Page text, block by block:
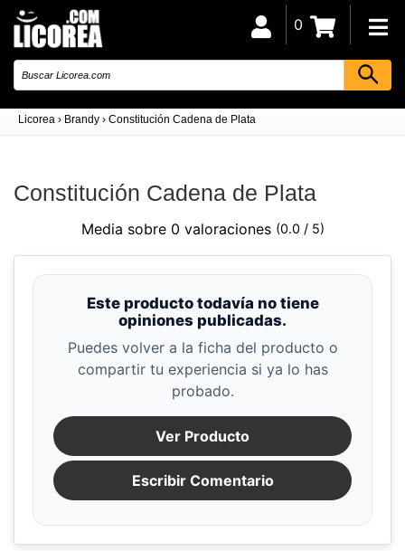
Licorea › Brandy › Constitución Cadena de Plata
0
Constitución Cadena de Plata
Media sobre 0 valoraciones (0.0 / 5)
Este producto todavía no tiene
opiniones publicadas.
Puedes volver a la ficha del producto o
compartir tu experiencia si ya lo has
probado.
Ver Producto
Escribir Comentario